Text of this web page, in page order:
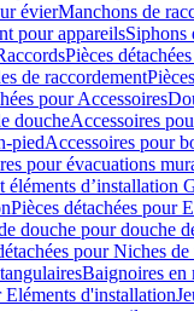
évierManchons de
pour appareilsSiphons
Pièces
de raccordement
pour Accessoires
doucheAccessoires
piedAccessoires pour
pour évacuations
éléments d’installation
Pièces détachées pour
douche pour douche
pour Niches
Baignoires en
Eléments d'installation